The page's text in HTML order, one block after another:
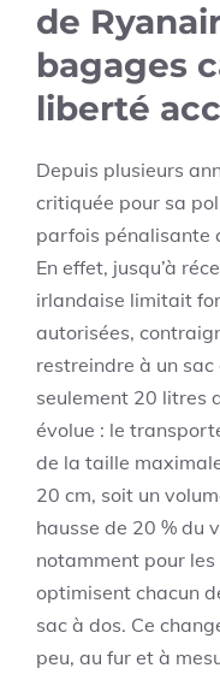
de
bagages
liberté
Depuis plusieurs
critiquée pour sa
parfois pénalisante
En effet, jusqu’à
irlandaise limitait
autorisées,
restreindre à un
seulement 20 litres
évolue : le
de la taille
20 cm, soit un
hausse de 20 % du
notamment pour
optimisent chacun
sac à dos. Ce
peu, au fur et à